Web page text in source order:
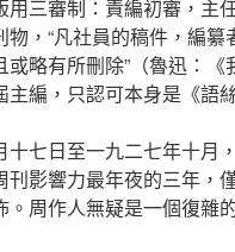
三審制：責編初審，主
物，“凡社員的稿件，編
略有所刪除”（魯迅：
編，只認可本身是《語
十七日至一九二七年十月
刊影響力最年夜的三年，
。周作人無疑是一個復雜